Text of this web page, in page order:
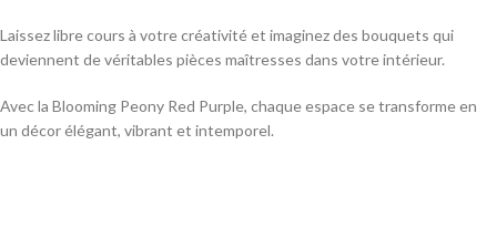
Laissez libre cours à votre créativité et imaginez des bouquets qui
deviennent de véritables pièces maîtresses dans votre intérieur.
Avec la Blooming Peony Red Purple, chaque espace se transforme en
un décor élégant, vibrant et intemporel.